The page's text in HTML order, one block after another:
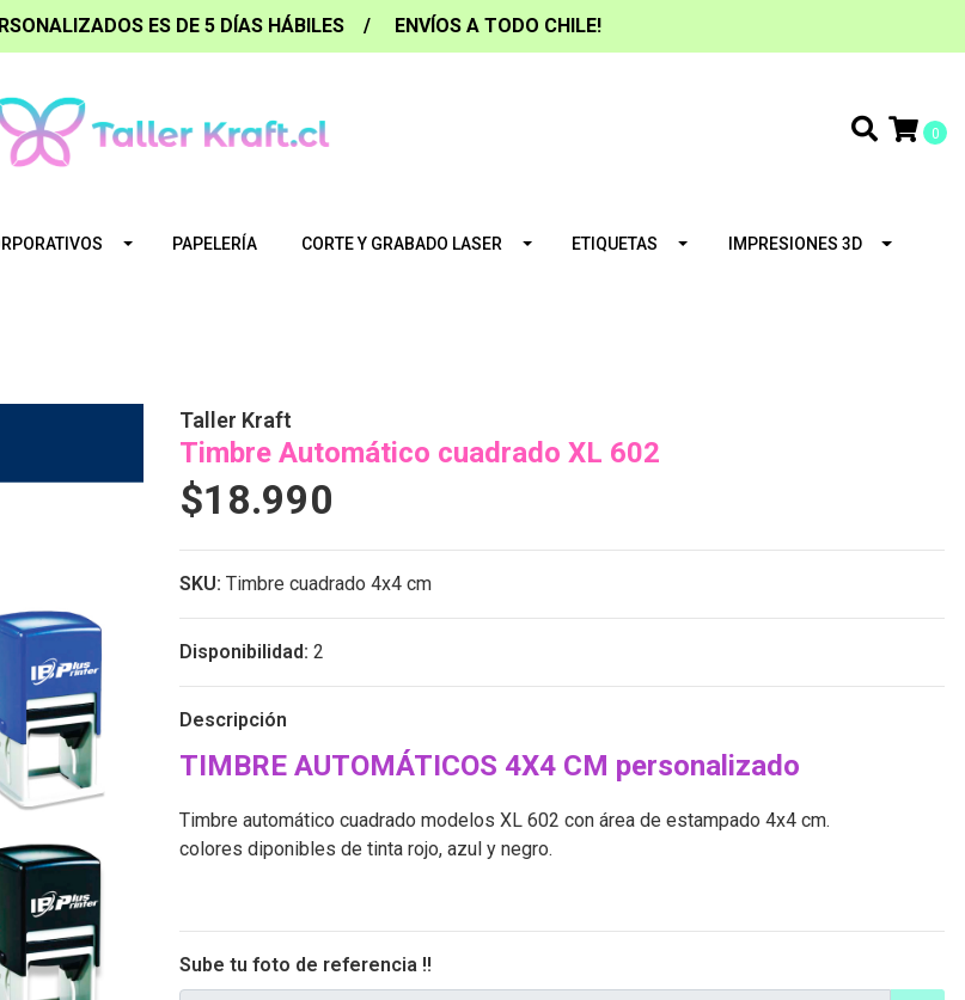
ES DE 5 DÍAS HÁBILES / ENVÍOS A TODO CHILE!
0
PAPELERÍA CORTE Y GRABADO LASER ETIQUETAS IMPRESIONES 3D
Taller Kraft
Timbre Automático cuadrado XL 602
$18.990
SKU: Timbre cuadrado 4x4 cm
Disponibilidad: 2
Descripción
TIMBRE AUTOMÁTICOS 4X4 CM personalizado
Timbre automático cuadrado modelos XL 602 con área de estampado 4x4 cm.
colores diponibles de tinta rojo, azul y negro.
Sube tu foto de referencia !!